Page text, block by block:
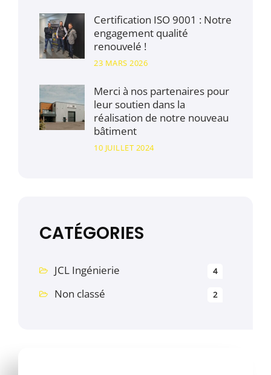
Certification ISO 9001 : Notre
engagement qualité
renouvelé !
23 MARS 2026
Merci à nos partenaires pour
leur soutien dans la
réalisation de notre nouveau
bâtiment
10 JUILLET 2024
CATÉGORIES
JCL Ingénierie 4
Non classé 2